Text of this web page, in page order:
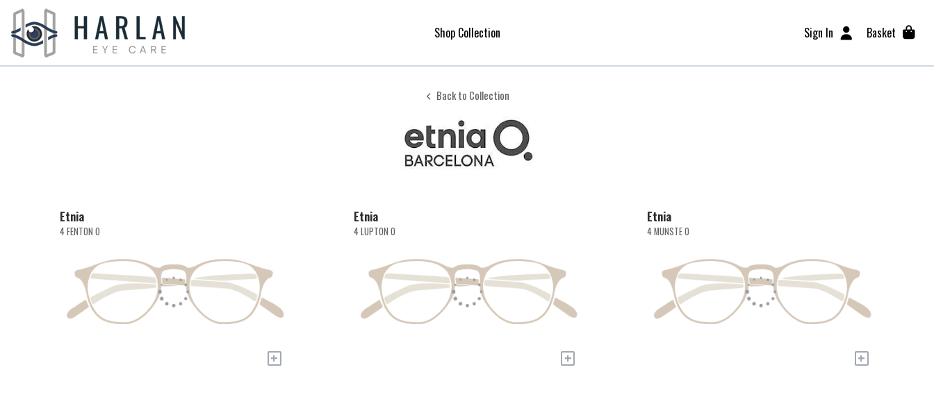
Shop Collection Sign In Basket
Back to Collection
Etnia
4 FENTON O
+
Etnia
4 LUPTON O
+
Etnia
4 MUNSTE O
+